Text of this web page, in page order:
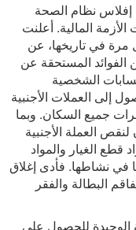
عن إفلاس نظام الصحة
الأزمة المالية. أعلنت
ولأول مرة في تاريخها، عن
مليار دولار من الفوائد المستحقة عن
الشخصية
إلى العملات الأجنبية
جميع السكان. وبما
العملة الأجنبية
قطع الغيار والمواد
في نشاطها. فأدى إغلاق
البطالة والفقر
الوحيدة للحصول على